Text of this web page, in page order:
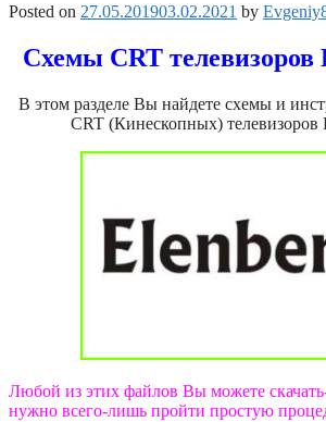
Posted on 27.05.201903.02.2021 by
Схемы CRT
В этом разделе Вы найдете схемы и
CRT (Кинескопных)
Любой из этих файлов Вы можете
нужно всего-лишь пройти простую